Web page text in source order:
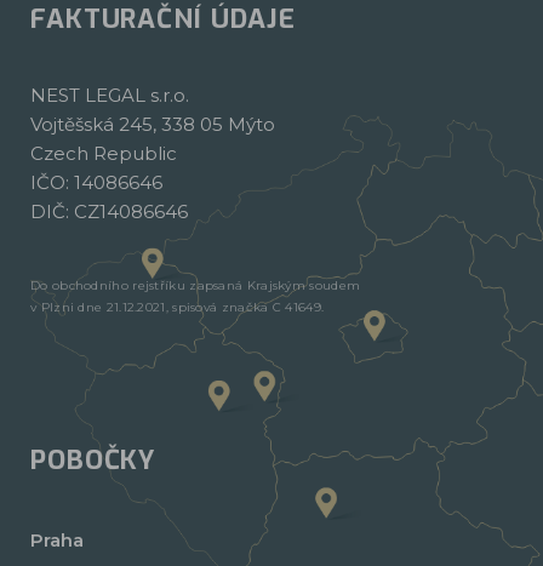
FAKTURAČNÍ ÚDAJE
NEST LEGAL s.r.o.
Vojtěšská 245, 338 05 Mýto
Czech Republic
IČO: 14086646
DIČ: CZ14086646
Do obchodního rejstříku zapsaná Krajským soudem
v Plzni dne 21.12.2021, spisová značka C 41649.
POBOČKY
Praha